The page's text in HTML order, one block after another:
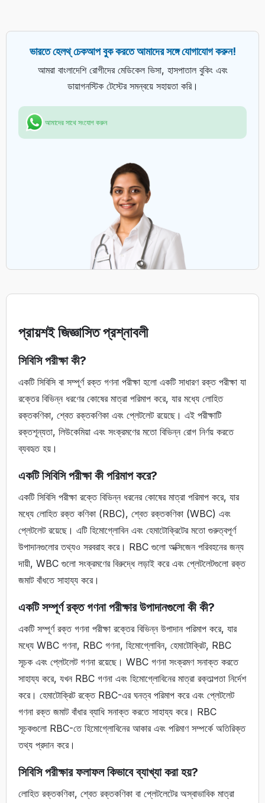
ভারতে হেলথ্ চেকআপ বুক করতে আমাদের সঙ্গে যোগাযোগ করুন!
আমরা বাংলাদেশি রোগীদের মেডিকেল ভিসা, হাসপাতাল বুকিং এবং
ডায়াগনস্টিক টেস্টের সমন্বয়ে সহায়তা করি।
আমাদের সাথে সংযোগ করুন
প্রায়শই জিজ্ঞাসিত প্রশ্নাবলী
সিবিসি পরীক্ষা কী?
একটি সিবিসি বা সম্পূর্ণ রক্ত ​​​​গণনা পরীক্ষা হলো একটি সাধারণ রক্ত ​​​​পরীক্ষা যা
রক্তের বিভিন্ন ধরণের কোষের মাত্রা পরিমাপ করে, যার মধ্যে লোহিত
রক্তকণিকা, শ্বেত রক্তকণিকা এবং প্লেটলেট রয়েছে। এই পরীক্ষাটি
রক্তশূন্যতা, লিউকেমিয়া এবং সংক্রমণের মতো বিভিন্ন রোগ নির্ণয় করতে
ব্যবহৃত হয়।
একটি সিবিসি পরীক্ষা কী পরিমাপ করে?
একটি সিবিসি পরীক্ষা রক্তে বিভিন্ন ধরনের কোষের মাত্রা পরিমাপ করে, যার
মধ্যে লোহিত রক্ত ​​কণিকা (RBC), শ্বেত রক্তকণিকা (WBC) এবং
প্লেটলেট রয়েছে। এটি হিমোগ্লোবিন এবং হেমাটোক্রিটের মতো গুরুত্বপূর্ণ
উপাদানগুলোর তথ্যও সরবরাহ করে। RBC গুলো অক্সিজেন পরিবহনের জন্য
দায়ী, WBC গুলো সংক্রমণের বিরুদ্ধে লড়াই করে এবং প্লেটলেটগুলো রক্ত
​​​​জমাট বাঁধতে সাহায্য করে।
একটি সম্পূর্ণ রক্ত ​​গণনা পরীক্ষার উপাদানগুলো কী কী?
একটি সম্পূর্ণ রক্ত ​​গণনা পরীক্ষা রক্তের বিভিন্ন উপাদান পরিমাপ করে, যার
মধ্যে WBC গণনা, RBC গণনা, হিমোগ্লোবিন, হেমাটোক্রিট, RBC
সূচক এবং প্লেটলেট গণনা রয়েছে। WBC গণনা সংক্রমণ সনাক্ত করতে
সাহায্য করে, যখন RBC গণনা এবং হিমোগ্লোবিনের মাত্রা রক্তাল্পতা নির্দেশ
করে। হেমাটোক্রিট রক্তে RBC-এর ঘনত্ব পরিমাপ করে এবং প্লেটলেট
গণনা রক্ত ​​জমাট বাঁধার ব্যাধি সনাক্ত করতে সাহায্য করে। RBC
সূচকগুলো RBC-তে হিমোগ্লোবিনের আকার এবং পরিমাণ সম্পর্কে অতিরিক্ত
তথ্য প্রদান করে।
সিবিসি পরীক্ষার ফলাফল কিভাবে ব্যাখ্যা করা হয়?
লোহিত রক্তকণিকা, শ্বেত রক্তকণিকা বা প্লেটলেটের অস্বাভাবিক মাত্রা